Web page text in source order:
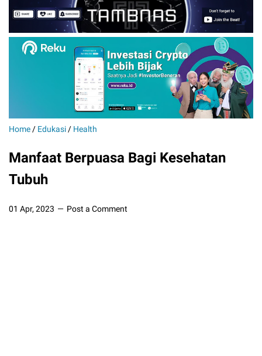
Home / Edukasi / Health
Manfaat Berpuasa Bagi Kesehatan
Tubuh
01 Apr, 2023 Post a Comment